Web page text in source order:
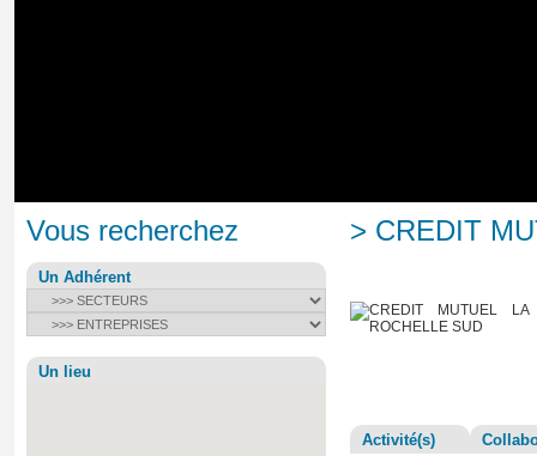
Vous recherchez
Un Adhérent
Un lieu
> CREDIT
Activité(s)